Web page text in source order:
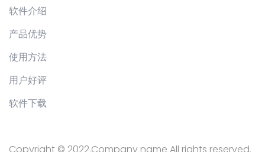
软件介绍
产品优势
使用方法
用户好评
软件下载